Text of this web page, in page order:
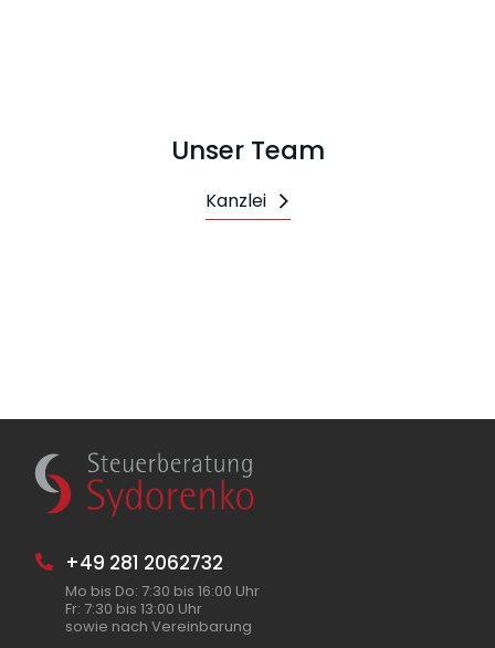
Unser Team
Kanzlei
+49 281 2062732
Mo bis Do: 7:30 bis 16:00 Uhr
Fr: 7:30 bis 13:00 Uhr
sowie nach Vereinbarung